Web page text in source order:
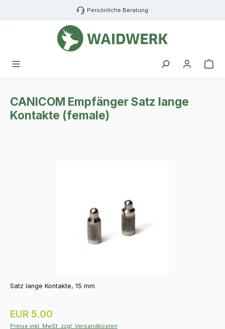
Zum Hauptinhalt springen Persönliche Beratung
CANICOM Empfänger Satz lange
Kontakte (female)
Satz lange Kontakte, 15 mm
Regulärer Preis:
EUR 5.00
Preise inkl. MwSt. zzgl. Versandkosten